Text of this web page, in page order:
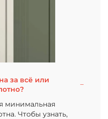
за всё или
минимальная
Чтобы узнать,